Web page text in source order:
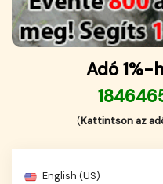
Adó 1%-
(Kattintson az
English (US)